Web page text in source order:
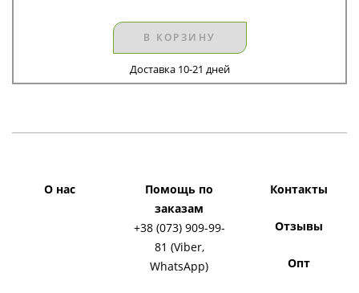
В КОРЗИНУ
Доставка 10-21 дней
О нас
Помощь по
заказам
+38 (073) 909-99-
81 (Viber,
WhatsApp)
Контакты
Отзывы
Опт